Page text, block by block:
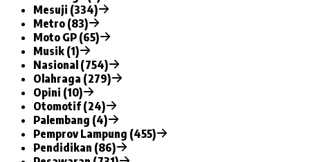
Mesuji (334)
Metro (83)
Moto GP (65)
Musik (1)
Nasional (754)
Olahraga (279)
Opini (10)
Otomotif (24)
Palembang (4)
Pemprov Lampung (455)
Pendidikan (86)